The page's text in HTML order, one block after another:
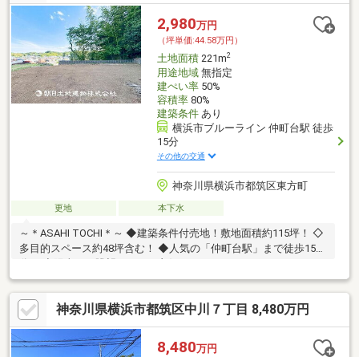
2,980万円
（坪単価:44.58万円）
土地面積221m2
用途地域無指定
建ぺい率50%
容積率80%
建築条件あり
横浜市ブルーライン 仲町台駅 徒歩
15分
その他の交通
神奈川県横浜市都筑区東方町
更地 本下水
～＊ASAHI TOCHI＊～ ◆建築条件付売地！敷地面積約115坪！ ◇
多目的スペース約48坪含む！ ◆人気の「仲町台駅」まで徒歩15
分！ ◇陽当り・眺望はとても良好！
神奈川県横浜市都筑区中川７丁目 8,480万円
8,480万円